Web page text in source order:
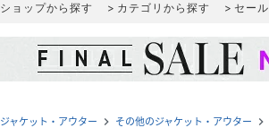
ショップから探す カテゴリから探す セー
ジャケット・アウター navigate_next その他のジャケット・アウター navigate_next